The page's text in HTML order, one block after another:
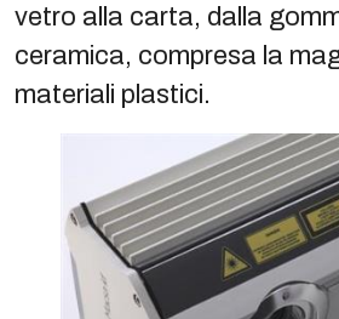
vetro alla carta, dalla
ceramica, compresa la
materiali plastici.